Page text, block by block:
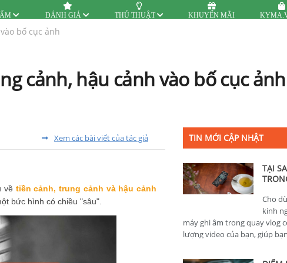
ĐÁNH GIÁ THỦ THUẬT KHUYẾN MÃI
bố cục ảnh
cảnh, hậu cảnh vào bố cục ảnh
Xem các bài viết của tác giả
về tiền cảnh, trung cảnh và hậu cảnh
bức hình có chiều "sâu".
TIN MỚI CẬP NHẬT
TẠI
Cho
kinh
máy ghi âm trong quay vlog
lượng video của bạn, giúp